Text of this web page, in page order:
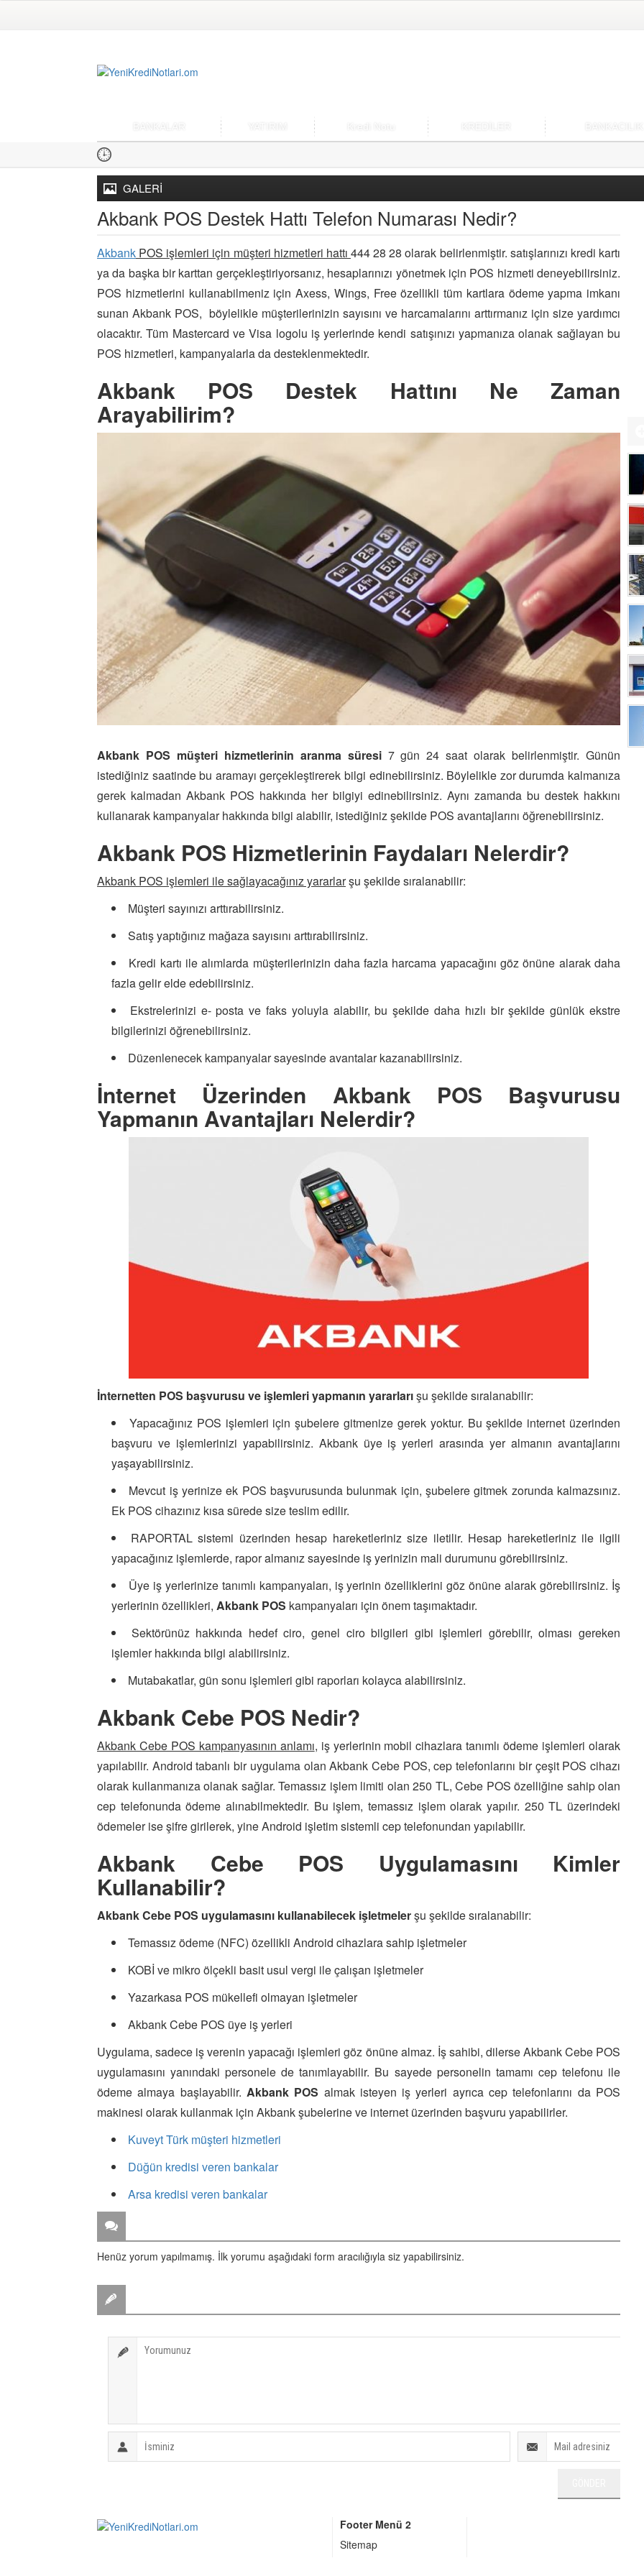
GALERİ
Akbank POS Destek Hattı Telefon Numarası Nedir?
Akbank POS işlemleri için müşteri hizmetleri hattı 444 28 28 olarak belirlenmiştir. satışlarınızı kredi kartı
ya da başka bir karttan gerçekleştiriyorsanız, hesaplarınızı yönetmek için POS hizmeti deneyebilirsiniz.
POS hizmetlerini kullanabilmeniz için Axess, Wings, Free özellikli tüm kartlara ödeme yapma imkanı
sunan Akbank POS, böylelikle müşterilerinizin sayısını ve harcamalarını arttırmanız için size yardımcı
olacaktır. Tüm Mastercard ve Visa logolu iş yerlerinde kendi satışınızı yapmanıza olanak sağlayan bu
POS hizmetleri, kampanyalarla da desteklenmektedir.
Akbank POS Destek Hattını Ne Zaman
Arayabilirim?
Akbank POS müşteri hizmetlerinin aranma süresi7 gün 24 saat olarak belirlenmiştir. Günün
istediğiniz saatinde bu aramayı gerçekleştirerek bilgi edinebilirsiniz. Böylelikle zor durumda kalmanıza
gerek kalmadan Akbank POS hakkında her bilgiyi edinebilirsiniz. Aynı zamanda bu destek hakkını
kullanarak kampanyalar hakkında bilgi alabilir, istediğiniz şekilde POS avantajlarını öğrenebilirsiniz.
Akbank POS Hizmetlerinin Faydaları Nelerdir?
Akbank POS işlemleri ile sağlayacağınız yararlarşu şekilde sıralanabilir:
Müşteri sayınızı arttırabilirsiniz.
Satış yaptığınız mağaza sayısını arttırabilirsiniz.
Kredi kartı ile alımlarda müşterilerinizin daha fazla harcama yapacağını göz önüne alarak daha
fazla gelir elde edebilirsiniz.
Ekstrelerinizi e- posta ve faks yoluyla alabilir, bu şekilde daha hızlı bir şekilde günlük ekstre
bilgilerinizi öğrenebilirsiniz.
Düzenlenecek kampanyalar sayesinde avantalar kazanabilirsiniz.
İnternet Üzerinden Akbank POS Başvurusu
Yapmanın Avantajları Nelerdir?
İnternetten POS başvurusu ve işlemleri yapmanın yararlarışu şekilde sıralanabilir:
Yapacağınız POS işlemleri için şubelere gitmenize gerek yoktur. Bu şekilde internet üzerinden
başvuru ve işlemlerinizi yapabilirsiniz. Akbank üye iş yerleri arasında yer almanın avantajlarını
yaşayabilirsiniz.
Mevcut iş yerinize ek POS başvurusunda bulunmak için, şubelere gitmek zorunda kalmazsınız.
Ek POS cihazınız kısa sürede size teslim edilir.
RAPORTAL sistemi üzerinden hesap hareketleriniz size iletilir. Hesap hareketleriniz ile ilgili
yapacağınız işlemlerde, rapor almanız sayesinde iş yerinizin mali durumunu görebilirsiniz.
Üye iş yerlerinize tanımlı kampanyaları, iş yerinin özelliklerini göz önüne alarak görebilirsiniz. İş
yerlerinin özellikleri, Akbank POS kampanyaları için önem taşımaktadır.
Sektörünüz hakkında hedef ciro, genel ciro bilgileri gibi işlemleri görebilir, olması gereken
işlemler hakkında bilgi alabilirsiniz.
Mutabakatlar, gün sonu işlemleri gibi raporları kolayca alabilirsiniz.
Akbank Cebe POS Nedir?
Akbank Cebe POS kampanyasının anlamı, iş yerlerinin mobil cihazlara tanımlı ödeme işlemleri olarak
yapılabilir. Android tabanlı bir uygulama olan Akbank Cebe POS, cep telefonlarını bir çeşit POS cihazı
olarak kullanmanıza olanak sağlar. Temassız işlem limiti olan 250 TL, Cebe POS özelliğine sahip olan
cep telefonunda ödeme alınabilmektedir. Bu işlem, temassız işlem olarak yapılır. 250 TL üzerindeki
ödemeler ise şifre girilerek, yine Android işletim sistemli cep telefonundan yapılabilir.
Akbank Cebe POS Uygulamasını Kimler
Kullanabilir?
Akbank Cebe POS uygulamasını kullanabilecek işletmelerşu şekilde sıralanabilir:
Temassız ödeme (NFC) özellikli Android cihazlara sahip işletmeler
KOBİ ve mikro ölçekli basit usul vergi ile çalışan işletmeler
Yazarkasa POS mükellefi olmayan işletmeler
Akbank Cebe POS üye iş yerleri
Uygulama, sadece iş verenin yapacağı işlemleri göz önüne almaz. İş sahibi, dilerse Akbank Cebe POS
uygulamasını yanındaki personele de tanımlayabilir. Bu sayede personelin tamamı cep telefonu ile
ödeme almaya başlayabilir. Akbank POS almak isteyen iş yerleri ayrıca cep telefonlarını da POS
makinesi olarak kullanmak için Akbank şubelerine ve internet üzerinden başvuru yapabilirler.
Kuveyt Türk müşteri hizmetleri
Düğün kredisi veren bankalar
Arsa kredisi veren bankalar
Henüz yorum yapılmamış. İlk yorumu aşağıdaki form aracılığıyla siz yapabilirsiniz.
Footer Menü 2
Sitemap